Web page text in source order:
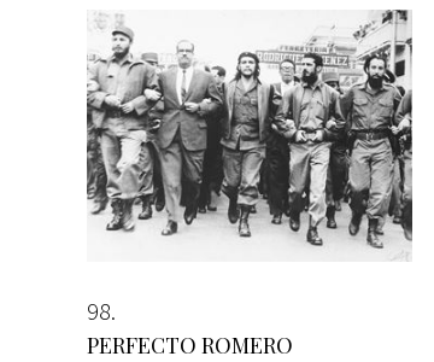
98
PERFECTO ROMERO